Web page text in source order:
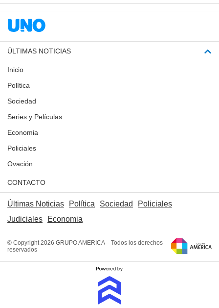
ÚLTIMAS NOTICIAS
Inicio
Política
Sociedad
Series y Películas
Economia
Policiales
Ovación
CONTACTO
Últimas Noticias Política Sociedad
Policiales
Judiciales
Economia
© Copyright 2026 GRUPO AMERICA – Todos los derechos
reservados